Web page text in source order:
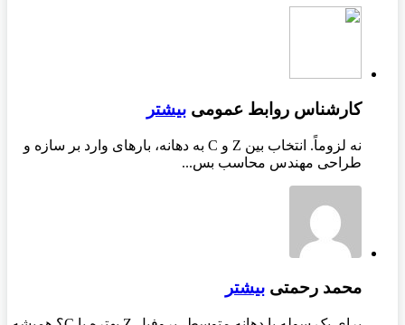
کارشناس روابط عمومی بیشتر
نه لزوماً. انتخاب بین Z و C به دهانه، بارهای وارد بر سازه و
طراحی مهندس محاسب بس...
محمد رحمتی بیشتر